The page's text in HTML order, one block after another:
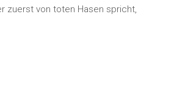
zuerst von toten Hasen spricht,